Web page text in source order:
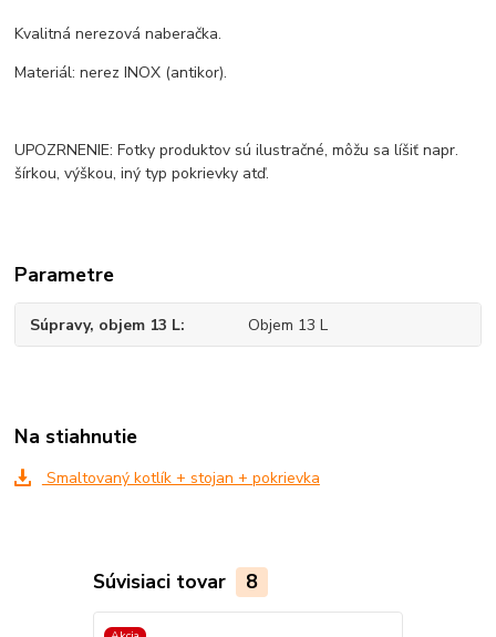
Kvalitná nerezová naberačka.
Materiál: nerez INOX (antikor).
UPOZRNENIE: Fotky produktov sú ilustračné, môžu sa líšiť napr.
šírkou, výškou, iný typ pokrievky atď.
Parametre
Súpravy, objem 13 L Objem 13 L
Na stiahnutie
Smaltovaný kotlík + stojan + pokrievka
Súvisiaci tovar 8